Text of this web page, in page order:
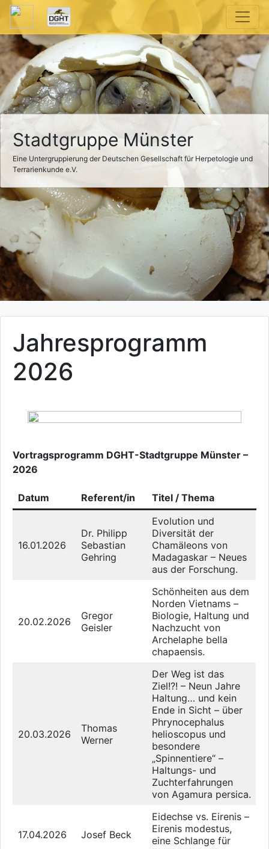
Stadtgruppe Münster
Eine Untergruppierung der Deutschen Gesellschaft für Herpetologie und
Terrarienkunde e.V.
Jahresprogramm
2026
Vortragsprogramm DGHT-Stadtgruppe Münster –
2026
Datum Referent/in Titel / Thema
16.01.2026
Dr. Philipp
Sebastian
Gehring
Evolution und
Diversität der
Chamäleons von
Madagaskar – Neues
aus der Forschung.
20.02.2026
Gregor
Geisler
Schönheiten aus dem
Norden Vietnams –
Biologie, Haltung und
Nachzucht von
Archelaphe bella
chapaensis.
20.03.2026
Thomas
Werner
Der Weg ist das
Ziel!?! – Neun Jahre
Haltung… und kein
Ende in Sicht – über
Phrynocephalus
helioscopus und
besondere
„Spinnentiere“ –
Haltungs- und
Zuchterfahrungen
von Agamura persica.
17.04.2026 Josef Beck
Eidechse vs. Eirenis –
Eirenis modestus,
eine Schlange für